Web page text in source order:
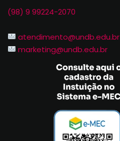
(98) 9 99224-2070
atendimento@undb.edu.br
marketing@undb.edu.br